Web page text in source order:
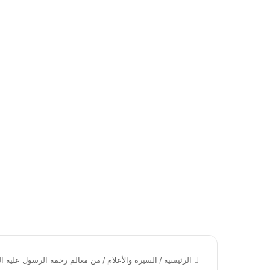
الرئيسية / السيرة والأعلام / من معالم رحمة الرسول عليه